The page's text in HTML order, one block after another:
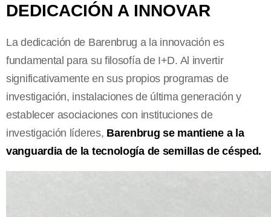
DEDICACIÓN A INNOVAR
La dedicación de Barenbrug a la innovación es
fundamental para su filosofía de I+D. Al invertir
significativamente en sus propios programas de
investigación, instalaciones de última generación y
establecer asociaciones con instituciones de
investigación líderes, Barenbrug se mantiene a la
vanguardia de la tecnología de semillas de césped.